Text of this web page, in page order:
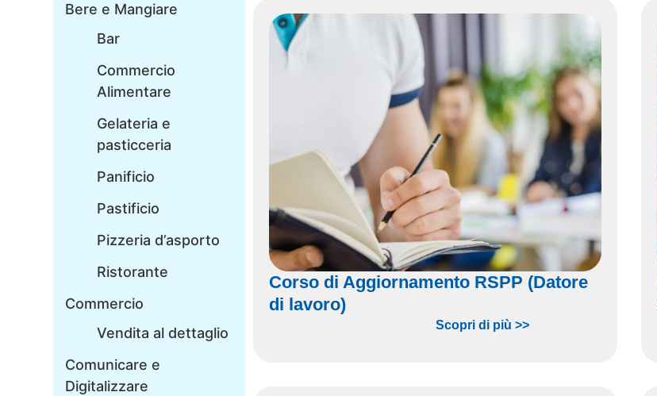
Bere e Mangiare
Bar
Commercio
Alimentare
Gelateria e
pasticceria
Panificio
Pastificio
Pizzeria d’asporto
Ristorante
Commercio
Vendita al dettaglio
Comunicare e
Digitalizzare
Corso di Aggiornamento RSPP (Datore
di lavoro)
Scopri di più >>